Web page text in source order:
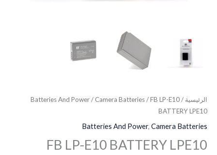
الرئيسية /
Batteries And Power/ Camera Batteries/ FB LP-E10
BATTERY LPE10
Batteries And Power, Camera Batteries
FB LP-E10 BATTERY LPE10